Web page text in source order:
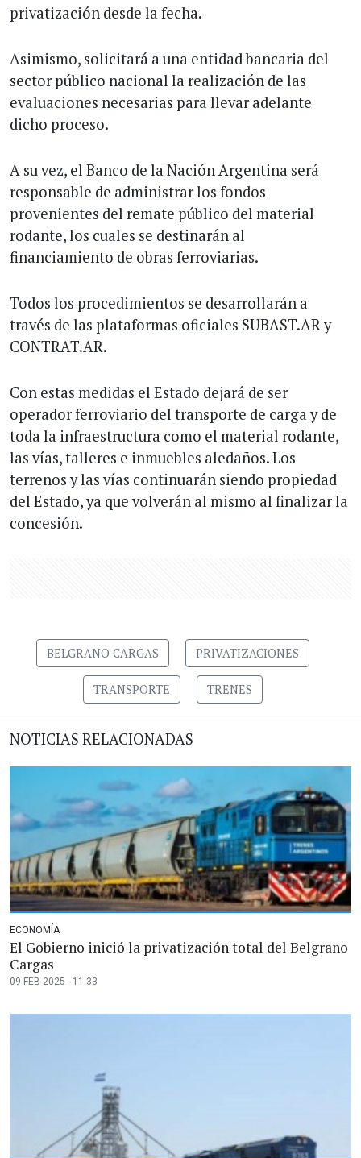
privatización desde la fecha.
Asimismo, solicitará a una entidad bancaria del
sector público nacional la realización de las
evaluaciones necesarias para llevar adelante
dicho proceso.
A su vez, el Banco de la Nación Argentina será
responsable de administrar los fondos
provenientes del remate público del material
rodante, los cuales se destinarán al
financiamiento de obras ferroviarias.
Todos los procedimientos se desarrollarán a
través de las plataformas oficiales SUBAST.AR y
CONTRAT.AR.
Con estas medidas el Estado dejará de ser
operador ferroviario del transporte de carga y de
toda la infraestructura como el material rodante,
las vías, talleres e inmuebles aledaños. Los
terrenos y las vías continuarán siendo propiedad
del Estado, ya que volverán al mismo al finalizar la
concesión.
BELGRANO CARGAS PRIVATIZACIONES
TRANSPORTE TRENES
NOTICIAS RELACIONADAS
ECONOMÍA
El Gobierno inició la privatización total del Belgrano
Cargas
09 FEB 2025 - 11:33